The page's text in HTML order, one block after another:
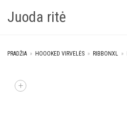
Juoda ritė
PRADŽIA » HOOOKED VIRVELĖS » RIBBONXL »